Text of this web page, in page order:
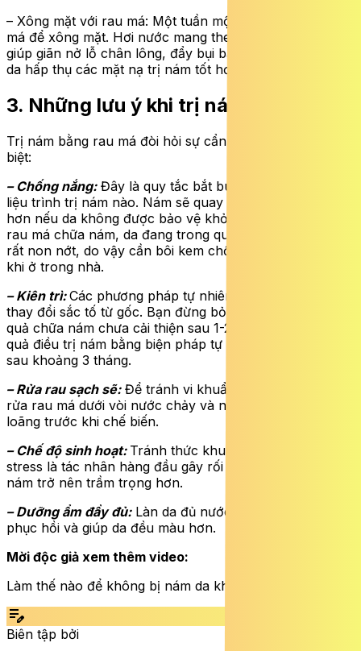
– Xông mặt với rau má: Một tuần một lần, đun nước rau
má để xông mặt. Hơi nước mang theo tinh chất rau má
giúp giãn nở lỗ chân lông, đẩy bụi bẩn ra ngoài và giúp
da hấp thụ các mặt nạ trị nám tốt hơn.
3. Những lưu ý khi trị nám với rau má
Trị nám bằng rau má đòi hỏi sự cẩn trọng và kiên trì đặc
biệt:
– Chống nắng:Đây là quy tắc bắt buộc đối với bất kỳ
liệu trình trị nám nào. Nám sẽ quay trở lại và đậm màu
hơn nếu da không được bảo vệ khỏi tia UV. Khi dùng
rau má chữa nám, da đang trong quá trình tái tạo nên
rất non nớt, do vậy cần bôi kem chống nắng ngay cả
khi ở trong nhà.
– Kiên trì:Các phương pháp tự nhiên cần thời gian để
thay đổi sắc tố từ gốc. Bạn đừng bỏ cuộc nếu thấy hiệu
quả chữa nám chưa cải thiện sau 1-2 tuần đầu tiên. Hiệu
quả điều trị nám bằng biện pháp tự nhiên thường đến
sau khoảng 3 tháng.
– Rửa rau sạch sẽ:Để tránh vi khuẩn gây viêm da, luôn
rửa rau má dưới vòi nước chảy và ngâm nước muối
loãng trước khi chế biến.
– Chế độ sinh hoạt: Tránh thức khuya và căng thẳng, vì
stress là tác nhân hàng đầu gây rối loạn nội tiết, khiến
nám trở nên trầm trọng hơn.
– Dưỡng ẩm đầy đủ:Làn da đủ nước sẽ có khả năng tự
phục hồi và giúp da đều màu hơn.
Mời độc giả xem thêm video:
Làm thế nào để không bị nám da khi mang thai? | SKĐS
edit_note
Biên tập bởi